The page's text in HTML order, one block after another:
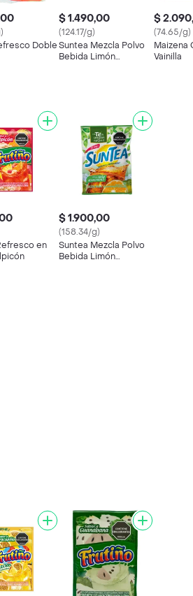
Doble
$ 1.490,00
(124.17/g)
Suntea Mezcla Polvo
Bebida Limón
$
(74.65/g)
Maizena
Vainilla
en
$ 1.900,00
(158.34/g)
Suntea Mezcla Polvo
Bebida Limón